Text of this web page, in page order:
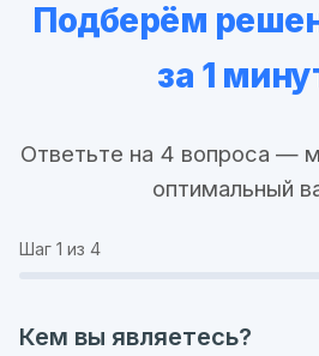
Подберём
за 1
Ответьте на 4 вопроса —
оптимальный
Шаг 1 из 4
Кем вы являетесь?